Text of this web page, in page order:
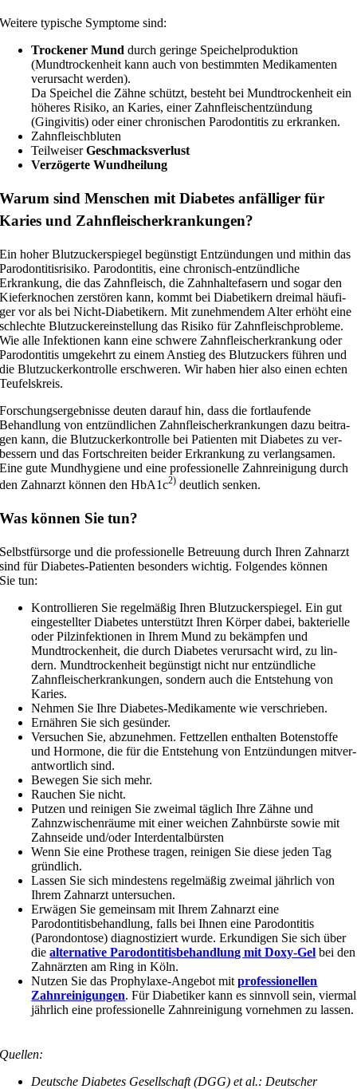
Weitere typi­sche Symptome sind:
Trockener Mund durch gerin­ge Speichelproduktion
(Mundtrockenheit kann auch von bestimm­ten Medikamenten
ver­ur­sacht werden).
Da Speichel die Zähne schützt, besteht bei Mundtrockenheit ein
höhe­res Risiko, an Karies, einer Zahnfleischentzündung
(Gingivitis) oder einer chro­ni­schen Parodontitis zu erkranken.
Zahnfleischbluten
TeilweiserGeschmacksverlust
Verzögerte Wundheilung
Warum sind Menschen mit Diabetes anfälliger für
Karies und Zahnfleischerkrankungen?
Ein hoher Blutzuckerspiegel begüns­tigt Entzündungen und mit­hin das
Parodontitisrisiko. Parodontitis, eine chro­nisch-ent­zünd­li­che
Erkrankung, die das Zahnfleisch, die Zahnhaltefasern und sogar den
Kieferknochen zer­stö­ren kann, kommt bei Diabetikern drei­mal häu­fi­
ger vor als bei Nicht-Diabetikern. Mit zuneh­men­dem Alter erhöht eine
schlech­te Blutzuckereinstellung das Risiko für Zahnfleischprobleme.
Wie alle Infektionen kann eine schwe­re Zahnfleischerkrankung oder
Parodontitis umge­kehrt zu einem Anstieg des Blutzuckers füh­ren und
die Blutzuckerkontrolle erschwe­ren. Wir haben hier also einen ech­ten
Teufelskreis.
Forschungsergebnisse deu­ten dar­auf hin, dass die fort­lau­fen­de
Behandlung von ent­zünd­li­chen Zahnfleischerkrankungen dazu bei­tra­
gen kann, die Blutzuckerkontrolle bei Patienten mit Diabetes zu ver­
bes­sern und das Fortschreiten bei­der Erkrankung zu ver­lang­sa­men.
Eine gute Mundhygiene und eine pro­fes­sio­nel­le Zahnreinigung durch
den Zahnarzt kön­nen den HbA1c2) deut­lich senken.
Was können Sie tun?
Selbstfürsorge und die pro­fes­sio­nel­le Betreuung durch Ihren Zahnarzt
sind für Diabetes-Patienten beson­ders wich­tig. Folgendes kön­nen
Sie tun:
Kontrollieren Sie regel­mä­ßig Ihren Blutzuckerspiegel. Ein gut
ein­ge­stell­ter Diabetes unter­stützt Ihren Körper dabei, bak­te­ri­el­le
oder Pilzinfektionen in Ihrem Mund zu bekämp­fen und
Mundtrockenheit, die durch Diabetes ver­ur­sacht wird, zu lin­
dern. Mundtrockenheit begüns­tigt nicht nur ent­zünd­li­che
Zahnfleischerkrankungen, son­dern auch die Entstehung von
Karies.
Nehmen Sie Ihre Diabetes-Medikamente wie verschrieben.
Ernähren Sie sich gesünder.
Versuchen Sie, abzu­neh­men. Fettzellen ent­hal­ten Botenstoffe
und Hormone, die für die Entstehung von Entzündungen mit­ver­
ant­wort­lich sind.
Bewegen Sie sich mehr.
Rauchen Sie nicht.
Putzen und rei­ni­gen Sie zwei­mal täg­lich Ihre Zähne und
Zahnzwischenräume mit einer wei­chen Zahnbürste sowie mit
Zahnseide und/oder Interdentalbürsten
Wenn Sie eine Prothese tra­gen, rei­ni­gen Sie die­se jeden Tag
gründlich.
Lassen Sie sich min­des­tens regel­mä­ßig zwei­mal jähr­lich von
Ihrem Zahnarzt untersuchen.
Erwägen Sie gemein­sam mit Ihrem Zahnarzt eine
Parodontitisbehandlung, falls bei Ihnen eine Parodontitis
(Parondontose) dia­gnos­ti­ziert wur­de. Erkundigen Sie sich über
diealter­na­ti­ve Parodontitisbehandlung mit Doxy-Gel bei den
Zahnärzten am Ring in Köln.
Nutzen Sie das Prophylaxe-Angebot mitpro­fes­sio­nel­len
Zahnreinigungen. Für Diabetiker kann es sinn­voll sein, vier­mal
jähr­lich eine pro­fes­sio­nel­le Zahnreinigung vor­neh­men zu lassen.
Quellen:
Deutsche Diabetes Gesellschaft (DGG) et al.: Deutscher